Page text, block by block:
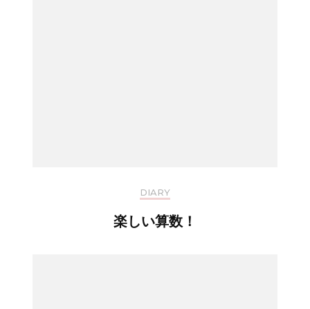
DIARY
楽しい算数！